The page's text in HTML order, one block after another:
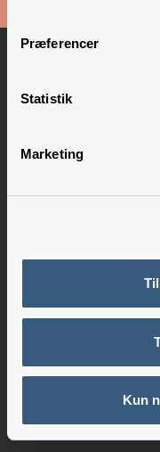
Præferencer
Statistik
Marketing
Kun